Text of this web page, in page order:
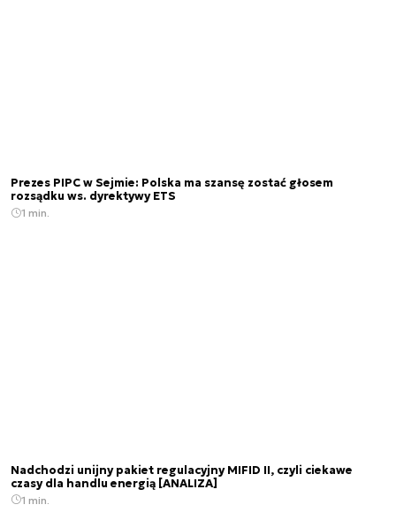
Prezes PIPC w Sejmie: Polska ma szansę zostać głosem
rozsądku ws. dyrektywy ETS
1 min.
Nadchodzi unijny pakiet regulacyjny MIFID II, czyli ciekawe
czasy dla handlu energią [ANALIZA]
1 min.